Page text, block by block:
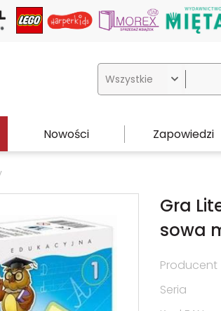

Nowości Zapowiedzi
Gra
sowa
Producent
Seria